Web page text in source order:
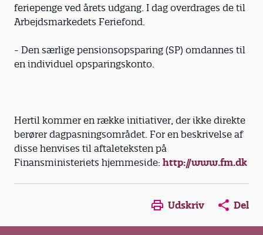
feriepenge ved årets udgang. I dag overdrages de til
Arbejdsmarkedets Feriefond.
- Den særlige pensionsopsparing (SP) omdannes til
en individuel opsparingskonto.
Hertil kommer en række initiativer, der ikke direkte
berører dagpasningsområdet. For en beskrivelse af
disse henvises til aftaleteksten på
Finansministeriets hjemmeside: http://www.fm.dk
Opens in a new window
Opens in a new
Opens in
Udskriv Del